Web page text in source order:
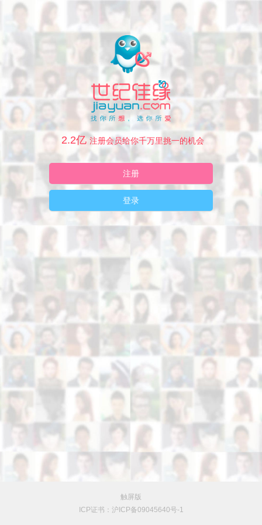
2.2亿 注册会员给你千万里挑一的机会
注册
登录
触屏版
ICP证书：沪ICP备09045640号-1